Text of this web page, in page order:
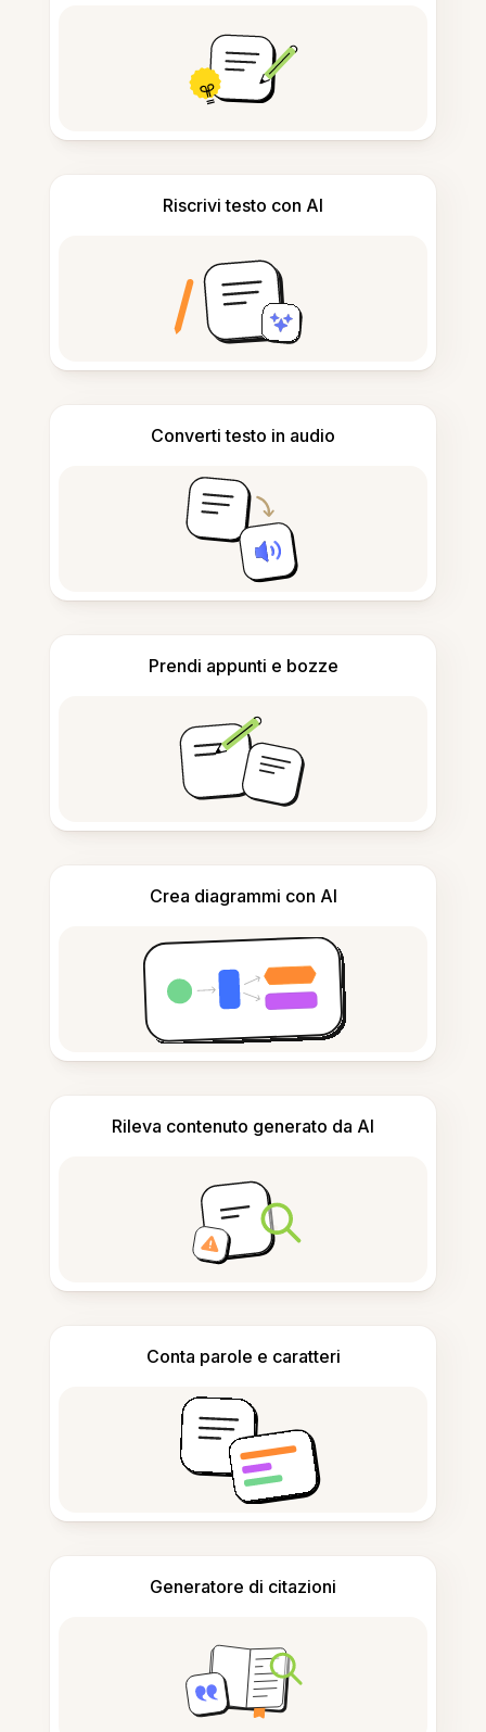
Riscrivi testo con AI
Converti testo in audio
Prendi appunti e bozze
Crea diagrammi con AI
Rileva contenuto generato da AI
Conta parole e caratteri
Generatore di citazioni